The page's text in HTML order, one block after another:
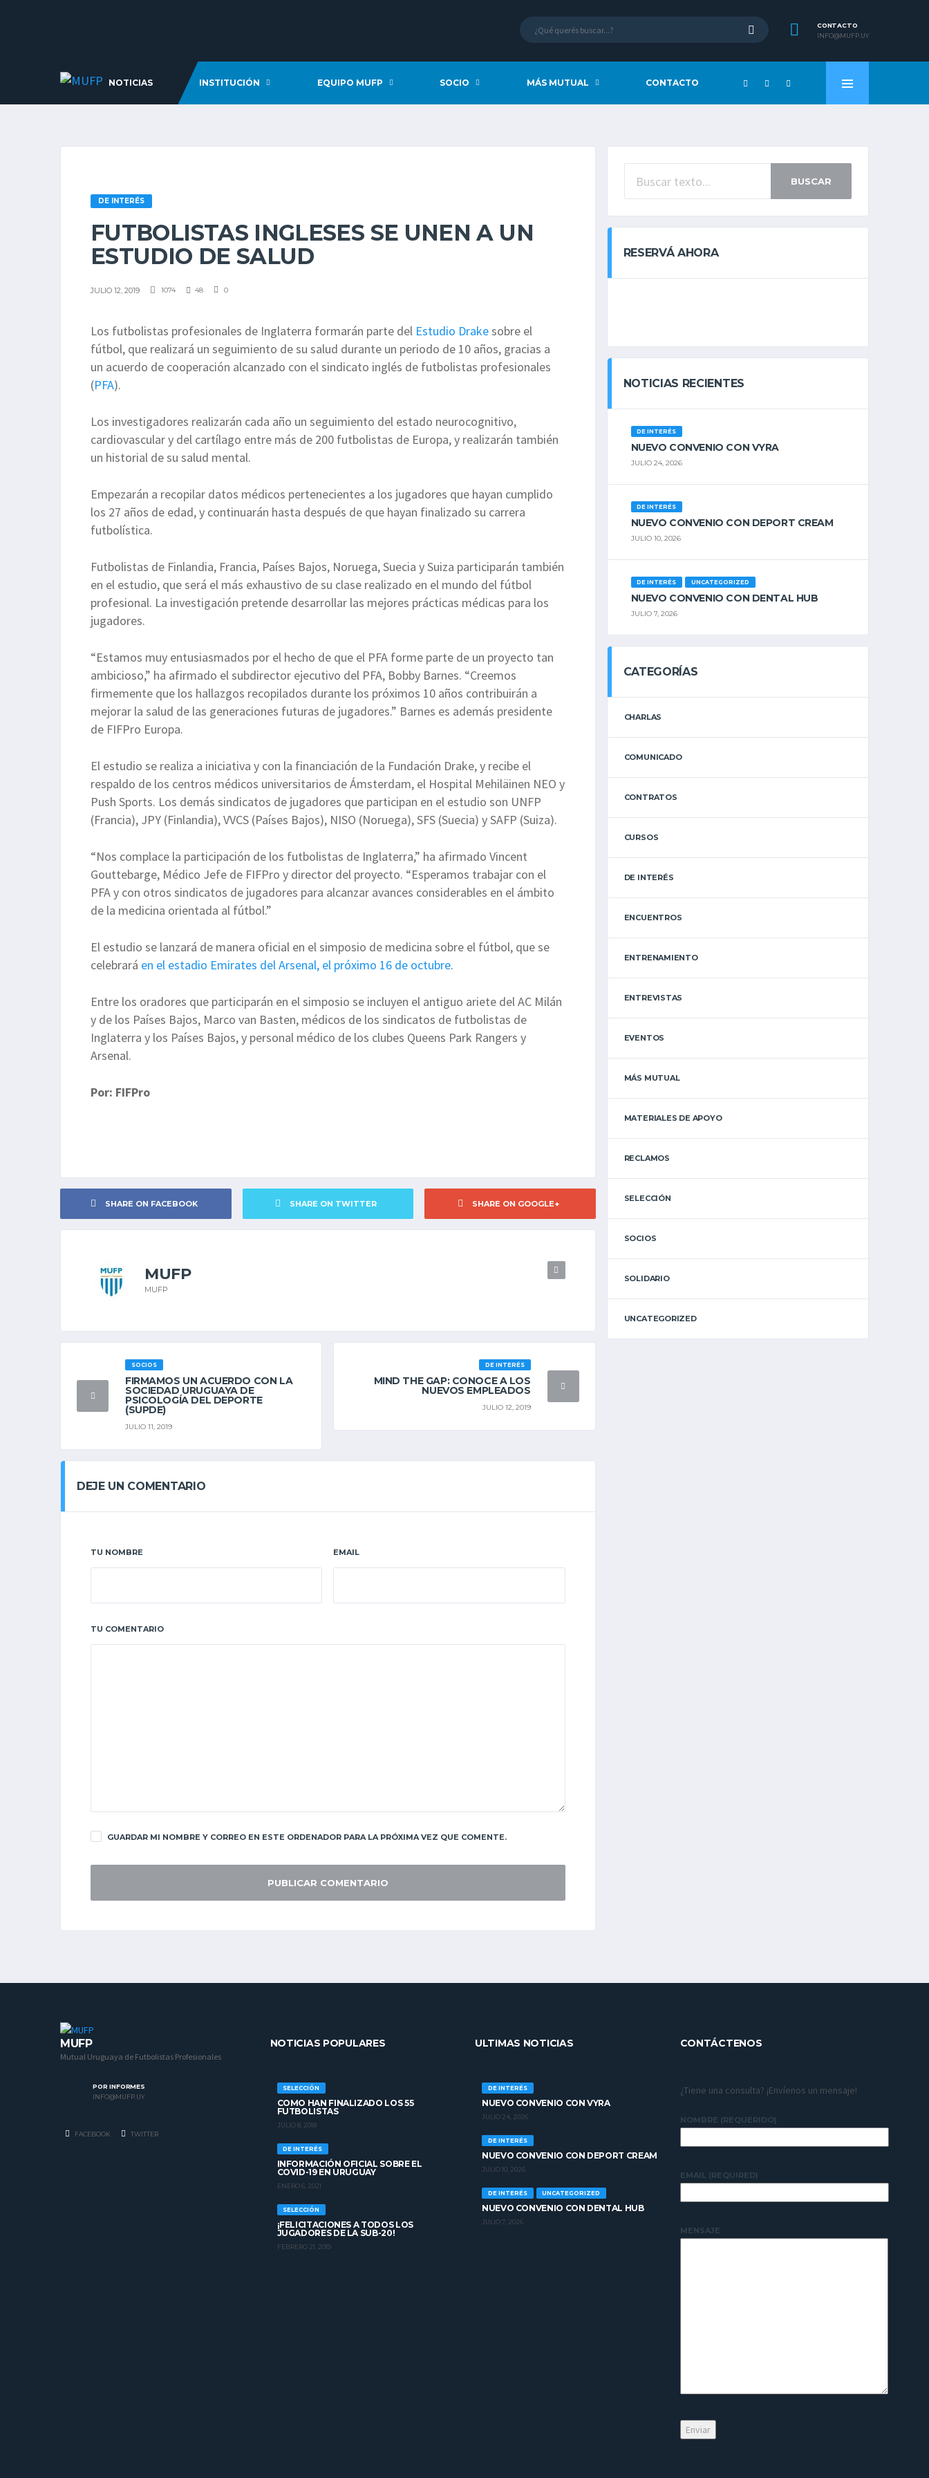
CONTACTO
INFO@MUFP.UY
NOTICIAS INSTITUCIÓN EQUIPO MUFP SOCIO MÁS MUTUAL CONTACTO
DE INTERÉS
FUTBOLISTAS INGLESES SE UNEN A UN
ESTUDIO DE SALUD
JULIO 12, 2019 1074 48 0
Los futbolistas profesionales de Inglaterra formarán parte del Estudio Drakesobre el
fútbol, que realizará un seguimiento de su salud durante un periodo de 10 años, gracias a
un acuerdo de cooperación alcanzado con el sindicato inglés de futbolistas profesionales
(PFA).
Los investigadores realizarán cada año un seguimiento del estado neurocognitivo,
cardiovascular y del cartílago entre más de 200 futbolistas de Europa, y realizarán también
un historial de su salud mental.
Empezarán a recopilar datos médicos pertenecientes a los jugadores que hayan cumplido
los 27 años de edad, y continuarán hasta después de que hayan finalizado su carrera
futbolística.
Futbolistas de Finlandia, Francia, Países Bajos, Noruega, Suecia y Suiza participarán también
en el estudio, que será el más exhaustivo de su clase realizado en el mundo del fútbol
profesional. La investigación pretende desarrollar las mejores prácticas médicas para los
jugadores.
“Estamos muy entusiasmados por el hecho de que el PFA forme parte de un proyecto tan
ambicioso,” ha afirmado el subdirector ejecutivo del PFA, Bobby Barnes. “Creemos
firmemente que los hallazgos recopilados durante los próximos 10 años contribuirán a
mejorar la salud de las generaciones futuras de jugadores.” Barnes es además presidente
de FIFPro Europa.
El estudio se realiza a iniciativa y con la financiación de la Fundación Drake, y recibe el
respaldo de los centros médicos universitarios de Ámsterdam, el Hospital Mehiläinen NEO y
Push Sports. Los demás sindicatos de jugadores que participan en el estudio son UNFP
(Francia), JPY (Finlandia), VVCS (Países Bajos), NISO (Noruega), SFS (Suecia) y SAFP (Suiza).
“Nos complace la participación de los futbolistas de Inglaterra,” ha afirmado Vincent
Gouttebarge, Médico Jefe de FIFPro y director del proyecto. “Esperamos trabajar con el
PFA y con otros sindicatos de jugadores para alcanzar avances considerables en el ámbito
de la medicina orientada al fútbol.”
El estudio se lanzará de manera oficial en el simposio de medicina sobre el fútbol, que se
celebrará en el estadio Emirates del Arsenal, el próximo 16 de octubre.
Entre los oradores que participarán en el simposio se incluyen el antiguo ariete del AC Milán
y de los Países Bajos, Marco van Basten, médicos de los sindicatos de futbolistas de
Inglaterra y los Países Bajos, y personal médico de los clubes Queens Park Rangers y
Arsenal.
Por: FIFPro
SHARE ON FACEBOOK SHARE ON TWITTER SHARE ON GOOGLE+
MUFP
MUFP
SOCIOS
FIRMAMOS UN ACUERDO CON LA
SOCIEDAD URUGUAYA DE
PSICOLOGÍA DEL DEPORTE
(SUPDE)
JULIO 11, 2019
DE INTERÉS
MIND THE GAP: CONOCE A LOS
NUEVOS EMPLEADOS
JULIO 12, 2019
DEJE UN COMENTARIO
TU NOMBRE EMAIL
TU COMENTARIO
GUARDAR MI NOMBRE Y CORREO EN ESTE ORDENADOR PARA LA PRÓXIMA VEZ QUE COMENTE.
BUSCAR
RESERVÁ AHORA
NOTICIAS RECIENTES
DE INTERÉS
NUEVO CONVENIO CON VYRA
JULIO 24, 2026
DE INTERÉS
NUEVO CONVENIO CON DEPORT CREAM
JULIO 10, 2026
DE INTERÉS UNCATEGORIZED
NUEVO CONVENIO CON DENTAL HUB
JULIO 7, 2026
CATEGORÍAS
CHARLAS
COMUNICADO
CONTRATOS
CURSOS
DE INTERÉS
ENCUENTROS
ENTRENAMIENTO
ENTREVISTAS
EVENTOS
MÁS MUTUAL
MATERIALES DE APOYO
RECLAMOS
SELECCIÓN
SOCIOS
SOLIDARIO
UNCATEGORIZED
MUFP
Mutual Uruguaya de Futbolistas Profesionales
POR INFORMES
INFO@MUFP.UY
FACEBOOK TWITTER
NOTICIAS POPULARES
SELECCIÓN
COMO HAN FINALIZADO LOS 55
FUTBOLISTAS
JULIO 8, 2018
DE INTERÉS
INFORMACIÓN OFICIAL SOBRE EL
COVID-19 EN URUGUAY
ENERO 6, 2021
SELECCIÓN
¡FELICITACIONES A TODOS LOS
JUGADORES DE LA SUB-20!
FEBRERO 21, 2019
ULTIMAS NOTICIAS
DE INTERÉS
NUEVO CONVENIO CON VYRA
JULIO 24, 2026
DE INTERÉS
NUEVO CONVENIO CON DEPORT CREAM
JULIO 10, 2026
DE INTERÉS UNCATEGORIZED
NUEVO CONVENIO CON DENTAL HUB
JULIO 7, 2026
CONTÁCTENOS
¿Tiene una consulta? ¡Envíenos un mensaje!
NOMBRE (REQUERIDO)
EMAIL (REQUIRED)
MENSAJE